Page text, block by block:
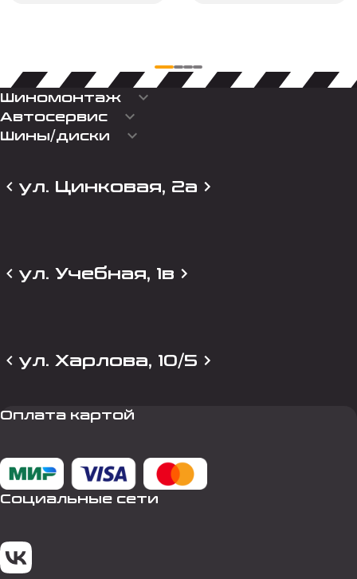
Шиномонтаж keyboard_arrow_down
Автосервис keyboard_arrow_down
Шины/диски keyboard_arrow_down
ул. Цинковая, 2а
ул. Учебная, 1в
ул. Харлова, 10/5
Оплата картой
Социальные сети